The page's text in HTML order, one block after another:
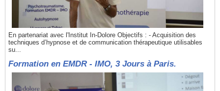
En partenariat avec l'Institut In-Dolore Objectifs : - Acquisition des
techniques d’hypnose et de communication thérapeutique utilisables
su...
Formation en EMDR - IMO, 3 Jours à Paris.